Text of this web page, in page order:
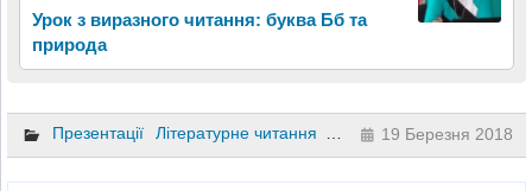
Урок з виразного читання: буква Бб та
природа
Презентації Літературне читання 2 клас 19 Березня 2018